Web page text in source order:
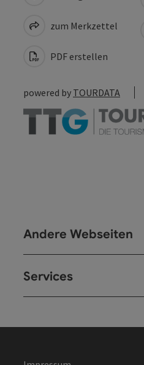
zum Merkzettel
PDF erstellen
powered by TOURDATA
Andere Webseiten
Services